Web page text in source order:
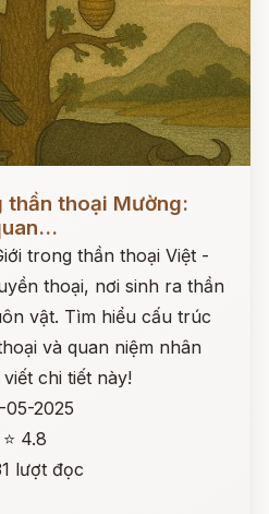
thoại Mường:
trong thần thoại Việt -
thoại, nơi sinh ra thần
vật. Tìm hiểu cấu trúc
và quan niệm nhân
chi tiết này!
05-2025
⭐ 4.8
lượt đọc